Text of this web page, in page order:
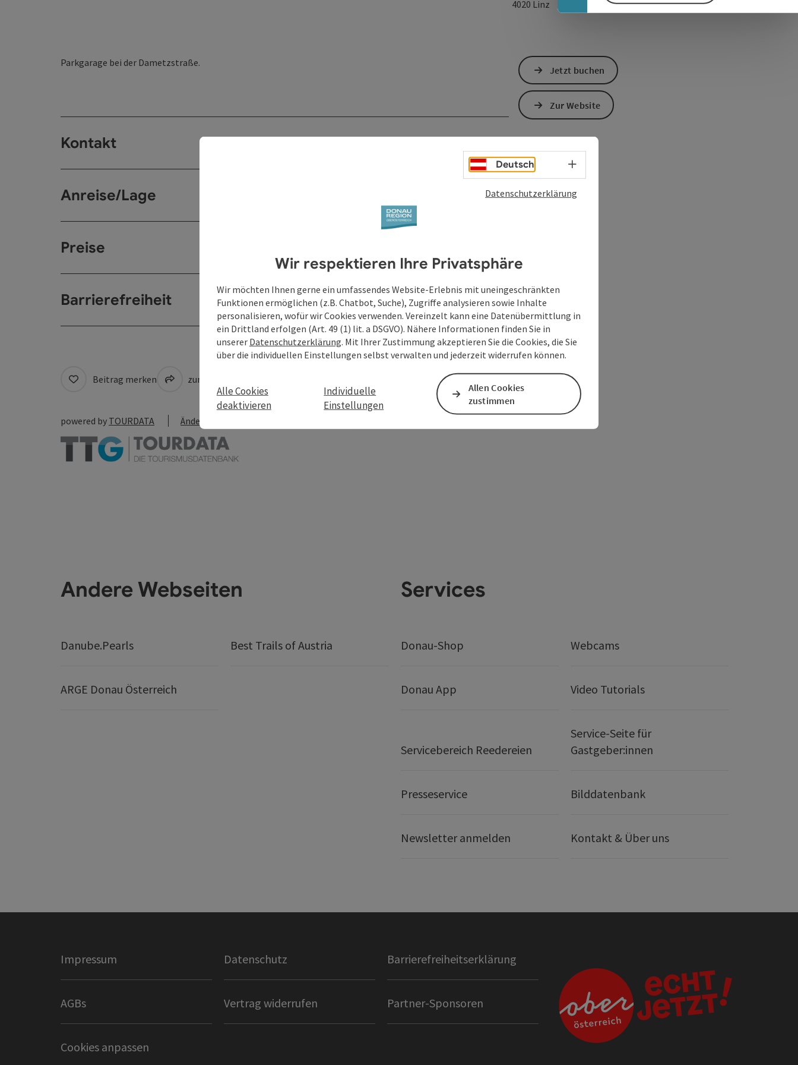
4020 Linz in Google Maps öffnen
Parkgarage bei der Dametzstraße.
Kontakt
Anreise/Lage
Preise
Barrierefreiheit
Jetzt buchen
Zur Website
Beitrag merken zum Merkzettel
powered by TOURDATA Änderung vorschlagen
Andere Webseiten
Danube.Pearls Best Trails of Austria
ARGE Donau Österreich
Services
Donau-Shop Webcams
Donau App Video Tutorials
Servicebereich Reedereien
Service-Seite für
Gastgeber:innen
Presseservice Bilddatenbank
Newsletter anmelden Kontakt & Über uns
Impressum Datenschutz Barrierefreiheitserklärung
AGBs Vertrag widerrufen Partner-Sponsoren
Cookies anpassen
Deutsch Sprachwahl - Menü öffnen
Datenschutzerklärung
Wir respektieren Ihre Privatsphäre
Wir möchten Ihnen gerne ein umfassendes Website-Erlebnis mit uneingeschränkten
Funktionen ermöglichen (z.B. Chatbot, Suche), Zugriffe analysieren sowie Inhalte
personalisieren, wofür wir Cookies verwenden. Vereinzelt kann eine Datenübermittlung in
ein Drittland erfolgen (Art. 49 (1) lit. a DSGVO). Nähere Informationen finden Sie in
unserer Datenschutzerklärung. Mit Ihrer Zustimmung akzeptieren Sie die Cookies, die Sie
über die individuellen Einstellungen selbst verwalten und jederzeit widerrufen können.
Alle Cookies
deaktivieren
Individuelle
Einstellungen
Allen Cookies
zustimmen